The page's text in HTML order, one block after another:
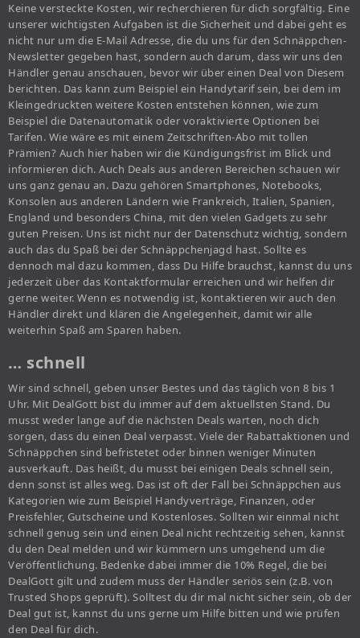
Keine versteckte Kosten, wir recherchieren für dich sorgfältig. Eine
unserer wichtigsten Aufgaben ist die Sicherheit und dabei geht es
nicht nur um die E-Mail Adresse, die du uns für den Schnäppchen-
Newsletter gegeben hast, sondern auch darum, dass wir uns den
Händler genau anschauen, bevor wir über einen Deal von Diesem
berichten. Das kann zum Beispiel ein Handytarif sein, bei dem im
Kleingedruckten weitere Kosten entstehen können, wie zum
Beispiel die Datenautomatik oder voraktivierte Optionen bei
Tarifen. Wie wäre es mit einem Zeitschriften-Abo mit tollen
Prämien? Auch hier haben wir die Kündigungsfrist im Blick und
informieren dich. Auch Deals aus anderen Bereichen schauen wir
uns ganz genau an. Dazu gehören Smartphones, Notebooks,
Konsolen aus anderen Ländern wie Frankreich, Italien, Spanien,
England und besonders China, mit den vielen Gadgets zu sehr
guten Preisen. Uns ist nicht nur der Datenschutz wichtig, sondern
auch das du Spaß bei der Schnäppchenjagd hast. Sollte es
dennoch mal dazu kommen, dass Du Hilfe brauchst, kannst du uns
jederzeit über das Kontaktformular erreichen und wir helfen dir
gerne weiter. Wenn es notwendig ist, kontaktieren wir auch den
Händler direkt und klären die Angelegenheit, damit wir alle
weiterhin Spaß am Sparen haben.
… schnell
Wir sind schnell, geben unser Bestes und das täglich von 8 bis 1
Uhr. Mit DealGott bist du immer auf dem aktuellsten Stand. Du
musst weder lange auf die nächsten Deals warten, noch dich
sorgen, dass du einen Deal verpasst. Viele der Rabattaktionen und
Schnäppchen sind befristetet oder binnen weniger Minuten
ausverkauft. Das heißt, du musst bei einigen Deals schnell sein,
denn sonst ist alles weg. Das ist oft der Fall bei Schnäppchen aus
Kategorien wie zum Beispiel Handyverträge, Finanzen, oder
Preisfehler, Gutscheine und Kostenloses. Sollten wir einmal nicht
schnell genug sein und einen Deal nicht rechtzeitig sehen, kannst
du den Deal melden und wir kümmern uns umgehend um die
Veröffentlichung. Bedenke dabei immer die 10% Regel, die bei
DealGott gilt und zudem muss der Händler seriös sein (z.B. von
Trusted Shops geprüft). Solltest du dir mal nicht sicher sein, ob der
Deal gut ist, kannst du uns gerne um Hilfe bitten und wie prüfen
den Deal für dich.